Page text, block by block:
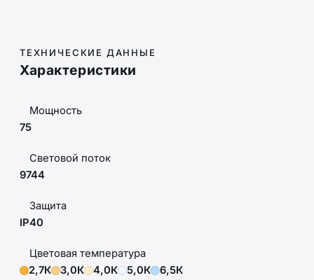
ТЕХНИЧЕСКИЕ ДАННЫЕ
Характеристики
Мощность
75
Световой поток
9744
Защита
IP40
Цветовая температура
2,7К
3,0К 4,0К 5,0К 6,5К